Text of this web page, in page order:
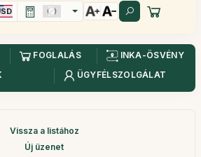
FOGLALÁS
INKA-ÖSVÉNY
ÜGYFÉLSZOLGÁLAT
Vissza a listához
Új üzenet